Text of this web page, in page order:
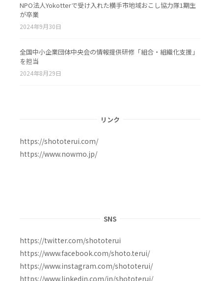
NPO法人Yokotterで受け入れた横手市地域おこし協力隊1期生
が卒業
2024年9月30日
全国中小企業団体中央会の情報提供研修「組合・組織化支援」
を担当
2024年8月29日
リンク
https://shototerui.com/
https://www.nowmo.jp/
SNS
https://twitter.com/shototerui
https://www.facebook.com/shoto.terui/
https://www.instagram.com/shototerui/
https://www.linkedin.com/in/shototerui/